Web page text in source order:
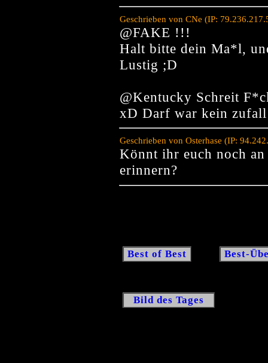
Geschrieben von CNe (IP:
@FAKE !!!
Halt bitte dein Ma*l,
Lustig ;D
@Kentucky Schreit
xD Darf war kein
Geschrieben von Osterhase (IP:
Könnt ihr euch noch an
erinnern?
Best of Best Best-
Bild des Tages